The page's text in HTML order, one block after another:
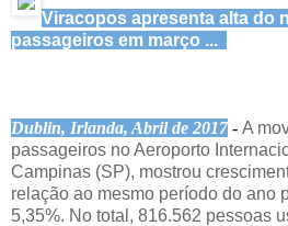
Viracopos apresenta alta do
passageiros em março ...
Dublin, Irlanda, Abril de 2017 - A
passageiros no Aeroporto
Campinas (SP), mostrou
relação ao mesmo período do ano
5,35%. No total, 816.562 pessoas